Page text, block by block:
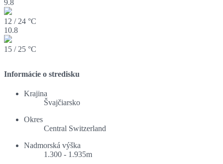
9.8
12 / 24 °C
10.8
15 / 25 °C
Informácie o stredisku
Krajina
Švajčiarsko
Okres
Central Switzerland
Nadmorská výška
1.300 - 1.935m